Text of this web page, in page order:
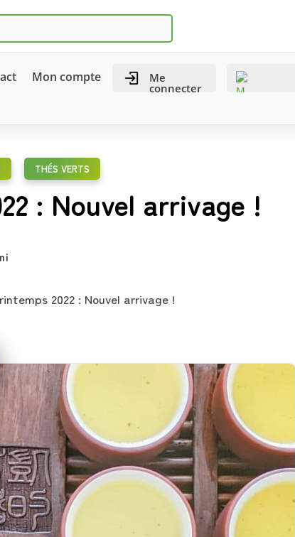
Mon compte
Me
connecter
Wishlist -
THÉS VERTS
: Nouvel arrivage !
2022 : Nouvel arrivage !